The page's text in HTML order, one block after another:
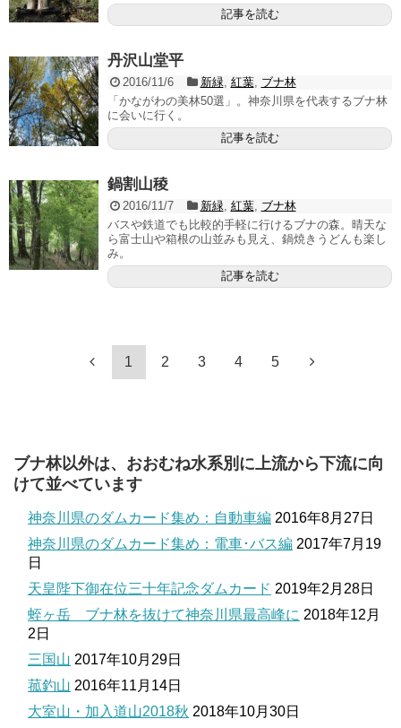
記事を読む
丹沢山堂平
2016/11/6 新緑 紅葉, ブナ林
「かながわの美林50選」。神奈川県を代表するブナ林
に会いに行く。
記事を読む
鍋割山稜
2016/11/7 新緑 紅葉, ブナ林
バスや鉄道でも比較的手軽に行けるブナの森。晴天な
ら富士山や箱根の山並みも見え、鍋焼きうどんも楽し
み。
記事を読む
1 2 3 4 5
ブナ林以外は、おおむね水系別に上流から下流に向
けて並べています
神奈川県のダムカード集め：自動車編 2016年8月27日
神奈川県のダムカード集め：電車･バス編 2017年7月19
日
天皇陛下御在位三十年記念ダムカード 2019年2月28日
蛭ヶ岳 ブナ林を抜けて神奈川県最高峰に 2018年12月
2日
三国山 2017年10月29日
菰釣山 2016年11月14日
大室山・加入道山2018秋 2018年10月30日